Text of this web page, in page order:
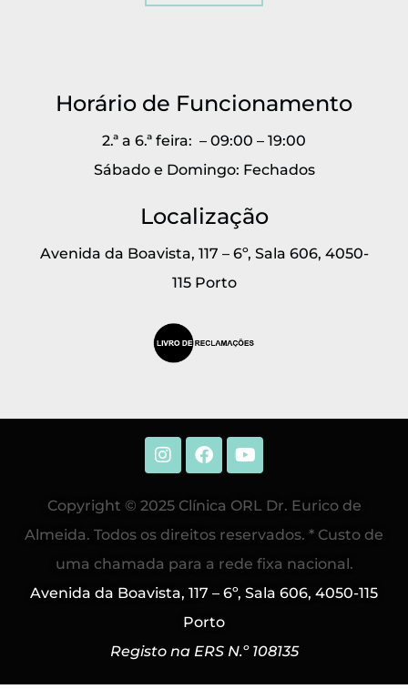
Horário de Funcionamento
2.ª a 6.ª feira: – 09:00 – 19:00
Sábado e Domingo: Fechados
Localização
Avenida da Boavista, 117 – 6º, Sala 606, 4050-
115 Porto
Copyright © 2025 Clínica ORL Dr. Eurico de
Almeida. Todos os direitos reservados. * Custo de
uma chamada para a rede fixa nacional.
Avenida da Boavista, 117 – 6º, Sala 606, 4050-115
Porto
Registo na ERS N.º 108135